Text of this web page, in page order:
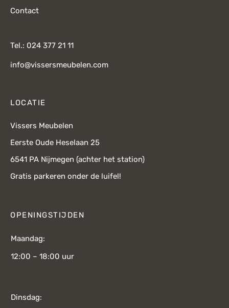
Contact
Tel.: 024 377 21 11
info@vissersmeubelen.com
LOCATIE
Vissers Meubelen
Eerste Oude Heselaan 25
6541 PA Nijmegen (achter het station)
Gratis parkeren onder de luifel!
OPENINGSTIJDEN
Maandag:
12:00 – 18:00 uur
Dinsdag: